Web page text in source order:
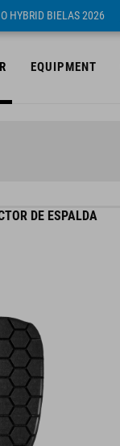
HYBRID BIELAS 2026
EQUIPMENT
DE ESPALDA